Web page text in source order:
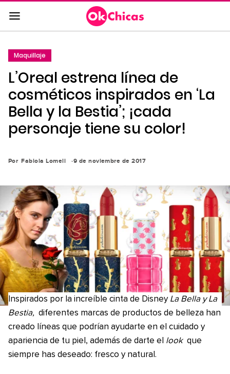
Saltar
al
contenido
la
navegación
principal
Maquillaje
L’Oreal estrena línea de
cosméticos inspirados en ‘La
Bella y la Bestia’; ¡cada
personaje tiene su color!
Por Fabiola Lomeli 9 de noviembre de 2017
Inspirados por la increíble cinta de Disney La Bella y La
Bestia, diferentes marcas de productos de belleza han
creado líneas que podrían ayudarte en el cuidado y
apariencia de tu piel, además de darte el look que
siempre has deseado: fresco y natural.